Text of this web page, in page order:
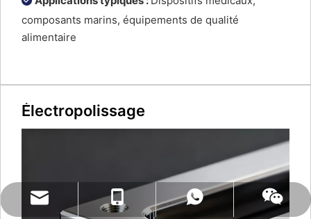
composants marins, équipements de qualité
alimentaire
Électropolissage
naiteservice@naitetech.com
+86 18018270716
WhatsApp
Wechat